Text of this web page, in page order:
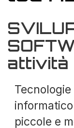
attività
piccole e